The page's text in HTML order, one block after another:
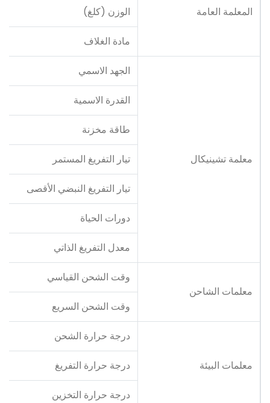
المعلمة العامة الوزن (كلغ)
مادة الغلاف
معلمة تشينيكال
الجهد الاسمي
القدرة الاسمية
طاقة مخزنة
تيار التفريغ المستمر
تيار التفريغ النبضي الأقصى
دورات الحياة
معدل التفريغ الذاتي
معلمات الشاحن
وقت الشحن القياسي
وقت الشحن السريع
معلمات البيئة
درجة حرارة الشحن
درجة حرارة التفريغ
درجة حرارة التخزين